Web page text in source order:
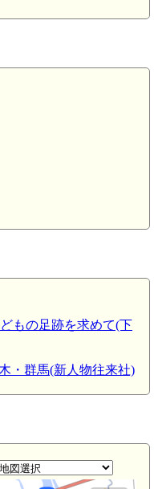
もの足跡を求めて(下
・群馬(新人物往来社)